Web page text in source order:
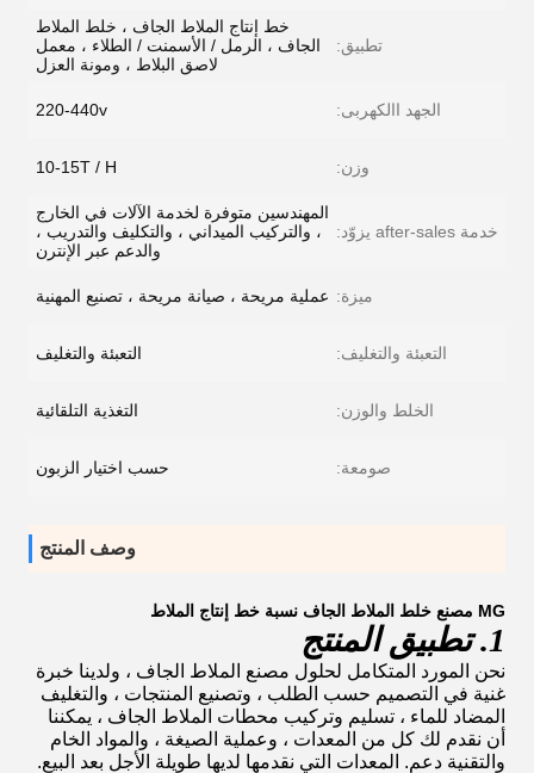
تطبيق:
خط إنتاج الملاط الجاف ، خلط الملاط
الجاف ، الرمل / الأسمنت / الطلاء ، معمل
لاصق البلاط ، ومونة العزل
الجهد االكهربى: 220-440v
وزن: 10-15T / H
خدمة after-sales يزوّد:
المهندسين متوفرة لخدمة الآلات في الخارج
، والتركيب الميداني ، والتكليف والتدريب ،
والدعم عبر الإنترن
ميزة: عملية مريحة ، صيانة مريحة ، تصنيع المهنية
التعبئة والتغليف: التعبئة والتغليف
الخلط والوزن: التغذية التلقائية
صومعة: حسب اختيار الزبون
وصف المنتج
MG مصنع خلط الملاط الجاف نسبة خط إنتاج الملاط
1. تطبيق المنتج
نحن المورد المتكامل لحلول مصنع الملاط الجاف ، ولدينا خبرة
غنية في التصميم حسب الطلب ، وتصنيع المنتجات ، والتغليف
المضاد للماء ، تسليم وتركيب محطات الملاط الجاف ، يمكننا
أن نقدم لك كل من المعدات ، وعملية الصيغة ، والمواد الخام
والتقنية دعم. المعدات التي نقدمها لديها طويلة الأجل بعد البيع.